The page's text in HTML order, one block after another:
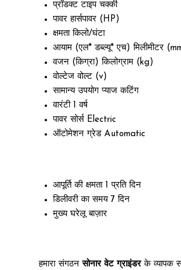
प्रॉडक्ट टाइप चक्की
पावर हार्सपावर (HP)
क्षमता किलो/घंटा
आयाम (एल* डब्ल्यू* एच) मिलीमीटर
वजन (किग्रा) किलोग्राम (kg)
वोल्टेज वोल्ट (v)
सामान्य उपयोग प्याज कटिंग
वारंटी 1 वर्ष
पावर सोर्स Electric
ऑटोमेशन ग्रेड Automatic
आपूर्ति की क्षमता 1 प्रति दिन
डिलीवरी का समय 7 दिन
मुख्य घरेलू बाज़ार
हमारा संगठनसोनार वेट ग्राइंडरके व्यापक